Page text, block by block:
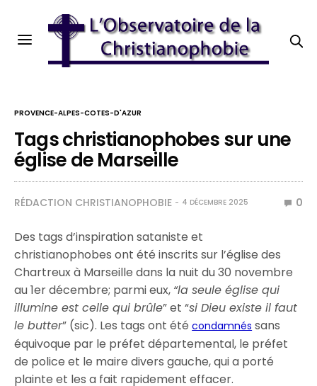
PROVENCE-ALPES-COTES-D'AZUR
Tags christianophobes sur une
église de Marseille
RÉDACTION CHRISTIANOPHOBIE 4 DÉCEMBRE 2025 0
Des tags d’inspiration sataniste et
christianophobes ont été inscrits sur l’église des
Chartreux à Marseille dans la nuit du 30 novembre
au 1er décembre; parmi eux, “la seule église qui
illumine est celle qui brûle” et “si Dieu existe il faut
le butter” (sic). Les tags ont étécondamnés sans
équivoque par le préfet départemental, le préfet
de police et le maire divers gauche, qui a porté
plainte et les a fait rapidement effacer.